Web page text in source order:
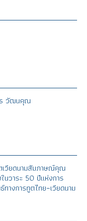
ร วัฒนคุณ
เวียดนามสัมภาษณ์คุณ
นวาระ 50 ปีแห่งการ
างการทูตไทย–เวียดนาม